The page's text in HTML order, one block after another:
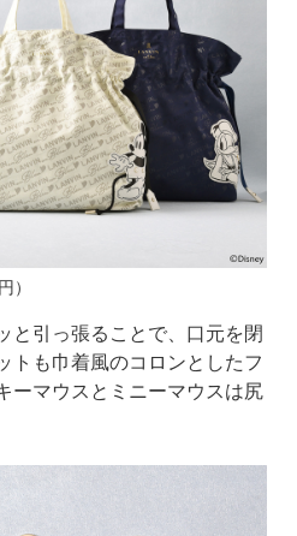
）
引っ張ることで、口元を閉
トも巾着風のコロンとしたフ
ーマウスとミニーマウスは尻